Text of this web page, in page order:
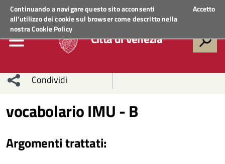
Continuando a navigare questo sito acconsenti
all'utilizzo dei cookie sul browser come descritto nella
nostraCookie Policy
Accetto
Regione VenetoACCEDI AI SERVIZI
Città di Venezia
Condividi
network
Condividi
Condividi
Facebook
su
Condividi
vocabolario IMU - B
Argomenti trattati: